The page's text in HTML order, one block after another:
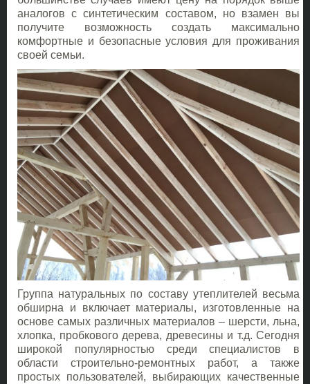
аналогов с синтетическим составом, но взамен вы
получите возможность создать максимально
комфортные и безопасные условия для проживания
своей семьи.
Группа натуральных по составу утеплителей весьма
обширна и включает материалы, изготовленные на
основе самых различных материалов – шерсти, льна,
хлопка, пробкового дерева, древесины и т.д. Сегодня
широкой популярностью среди специалистов в
области строительно-ремонтных работ, а также
простых пользователей, выбирающих качественные